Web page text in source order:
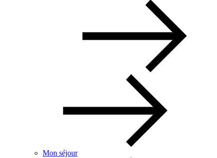
Mon séjour